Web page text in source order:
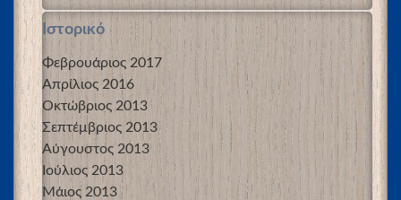
Ιστορικό
Φεβρουάριος 2017
Απρίλιος 2016
Οκτώβριος 2013
Σεπτέμβριος 2013
Αύγουστος 2013
Ιούλιος 2013
Μάιος 2013